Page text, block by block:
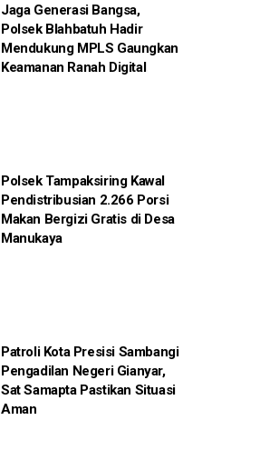
Jaga Generasi Bangsa,
Polsek Blahbatuh Hadir
Mendukung MPLS Gaungkan
Keamanan Ranah Digital
Polsek Tampaksiring Kawal
Pendistribusian 2.266 Porsi
Makan Bergizi Gratis di Desa
Manukaya
Patroli Kota Presisi Sambangi
Pengadilan Negeri Gianyar,
Sat Samapta Pastikan Situasi
Aman